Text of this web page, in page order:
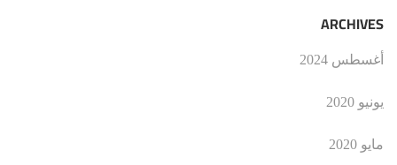
ARCHIVES
أغسطس 2024
يونيو 2020
مايو 2020